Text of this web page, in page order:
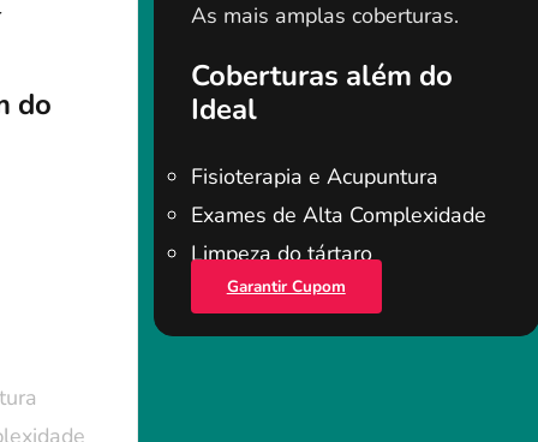
do
As mais amplas coberturas.
Coberturas além do
Ideal
Fisioterapia e Acupuntura
Exames de Alta Complexidade
Limpeza do tártaro
Garantir Cupom